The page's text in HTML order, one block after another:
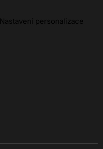
Nastavení personalizace